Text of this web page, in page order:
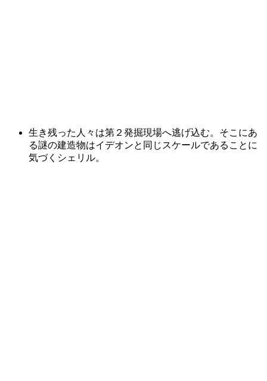
生き残った人々は第２発掘現場へ逃げ込む。そこにあ
る謎の建造物はイデオンと同じスケールであることに
気づくシェリル。